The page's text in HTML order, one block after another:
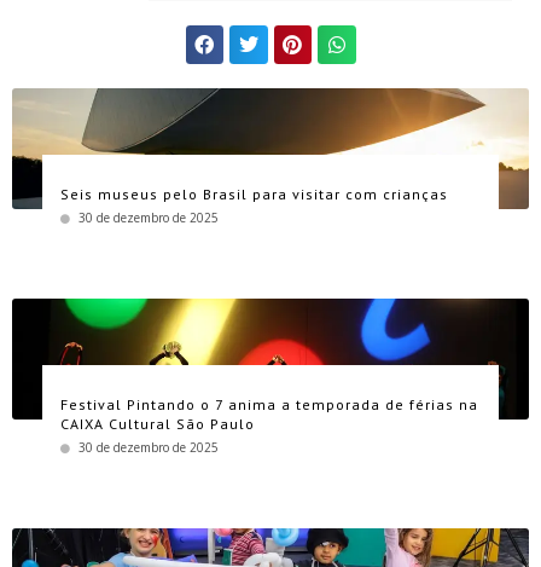
Seis museus pelo Brasil para visitar com crianças
30 de dezembro de 2025
Festival Pintando o 7 anima a temporada de férias na
CAIXA Cultural São Paulo
30 de dezembro de 2025